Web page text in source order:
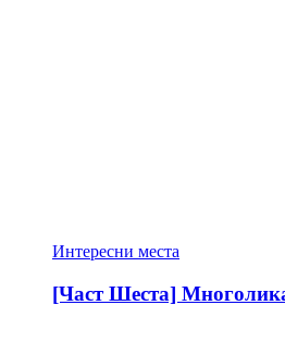
Интересни места
[Част Шеста]